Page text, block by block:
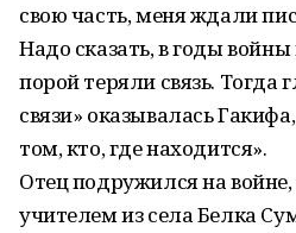
свою часть, меня ждали
Надо сказать, в годы
порой теряли связь. Тогда
связи» оказывалась
том, кто, где находится».
Отец подружился на войне,
учителем из села Белка